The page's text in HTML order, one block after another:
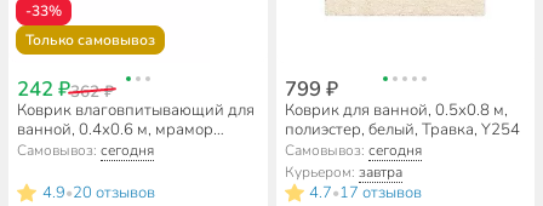
-33%
Только самовывоз
242 ₽362 ₽
Коврик влаговпитывающий для
ванной, 0.4х0.6 м, мрамор
серый, A090050
Самовывоз:сегодня
4.9•20 отзывов
799 ₽
Коврик для ванной, 0.5х0.8 м,
полиэстер, белый, Травка, Y254
Самовывоз: сегодня
Курьером: завтра
4.7•17 отзывов